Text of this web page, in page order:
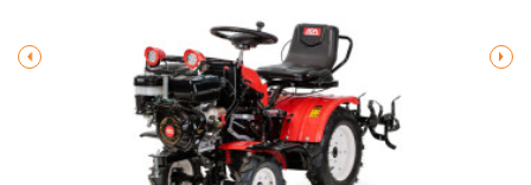
POŠALJI